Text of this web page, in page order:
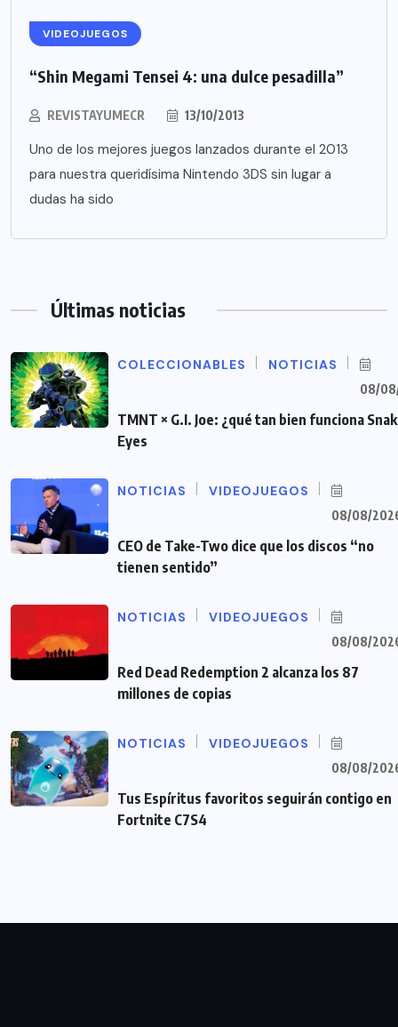
VIDEOJUEGOS
“Shin Megami Tensei 4: una dulce pesadilla”
REVISTAYUMECR 13/10/2013
Uno de los mejores juegos lanzados durante el 2013
para nuestra queridísima Nintendo 3DS sin lugar a
dudas ha sido
Últimas noticias
COLECCIONABLES NOTICIAS
08/
TMNT × G.I. Joe: ¿qué tan bien funciona
Eyes
NOTICIAS VIDEOJUEGOS
08/08/
CEO de Take-Two dice que los discos “no
tienen sentido”
NOTICIAS VIDEOJUEGOS
08/08/
Red Dead Redemption 2 alcanza los 87
millones de copias
NOTICIAS VIDEOJUEGOS
08/08/
Tus Espíritus favoritos seguirán contigo en
Fortnite C7S4